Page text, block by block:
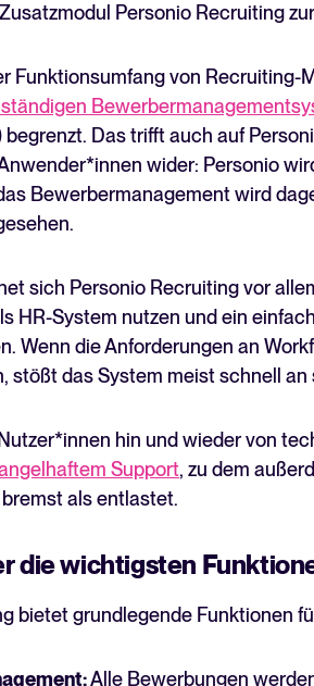
Personio Recruiting
Funktionsumfang von Recruiting-
begrenzt. Das trifft auch auf
wider: Personio
Bewerbermanagement wird
sich Personio Recruiting vor
HR-System nutzen und ein
Wenn die Anforderungen an
stößt das System meist schnell an
hin und wieder von
Support, zu dem
als entlastet.
die wichtigsten
bietet grundlegende Funktionen
Alle Bewerbungen